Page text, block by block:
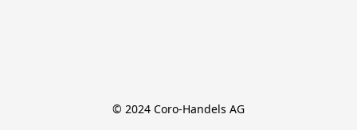
© 2024 Coro-Handels AG